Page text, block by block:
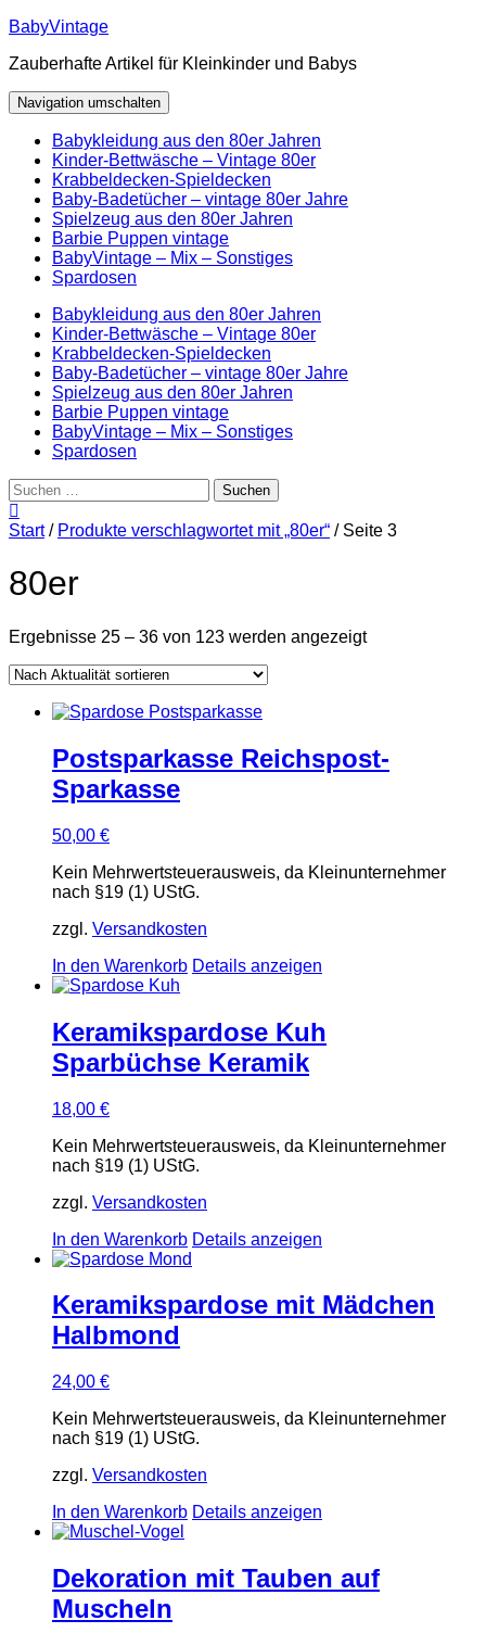
Zum
springen
BabyVintage
Zauberhafte Artikel für Kleinkinder und Babys
Navigation umschalten
Babykleidung aus den 80er Jahren
Kinder-Bettwäsche – Vintage 80er
Krabbeldecken-Spieldecken
Baby-Badetücher – vintage 80er Jahre
Spielzeug aus den 80er Jahren
Barbie Puppen vintage
BabyVintage – Mix – Sonstiges
Spardosen
Babykleidung aus den 80er Jahren
Kinder-Bettwäsche – Vintage 80er
Krabbeldecken-Spieldecken
Baby-Badetücher – vintage 80er Jahre
Spielzeug aus den 80er Jahren
Barbie Puppen vintage
BabyVintage – Mix – Sonstiges
Spardosen
Suchen
nach:
Start/ Produkte verschlagwortet mit „80er“ / Seite 3
80er
Ergebnisse 25 – 36 von 123 werden angezeigtNach
Postsparkasse Reichspost-
Sparkasse
50,00 €
Kein Mehrwertsteuerausweis, da Kleinunternehmer
nach §19 (1) UStG.
zzgl. Versandkosten
In den Warenkorb Details anzeigen
Keramikspardose Kuh
Sparbüchse Keramik
18,00 €
Kein Mehrwertsteuerausweis, da Kleinunternehmer
nach §19 (1) UStG.
zzgl. Versandkosten
In den Warenkorb Details anzeigen
Keramikspardose mit Mädchen
Halbmond
24,00 €
Kein Mehrwertsteuerausweis, da Kleinunternehmer
nach §19 (1) UStG.
zzgl. Versandkosten
In den Warenkorb Details anzeigen
Dekoration mit Tauben auf
Muscheln